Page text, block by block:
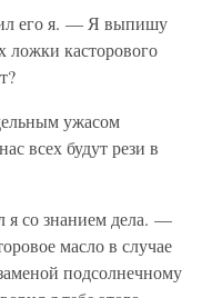
его я. — Я выпишу
ложки касторового
ужасом
всех будут рези в
со знанием дела. —
масло в случае
подсолнечному